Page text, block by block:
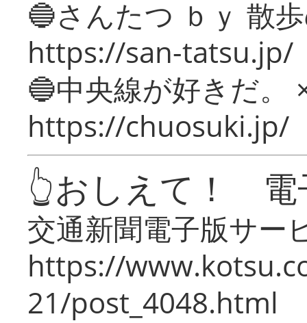
🔵さんたつ ｂｙ 散
https://san-tatsu.jp/
🔵中央線が好きだ。
https://chuosuki.jp/
👆おしえて！ 電
交通新聞電子版サー
https://
21/post_4048.html